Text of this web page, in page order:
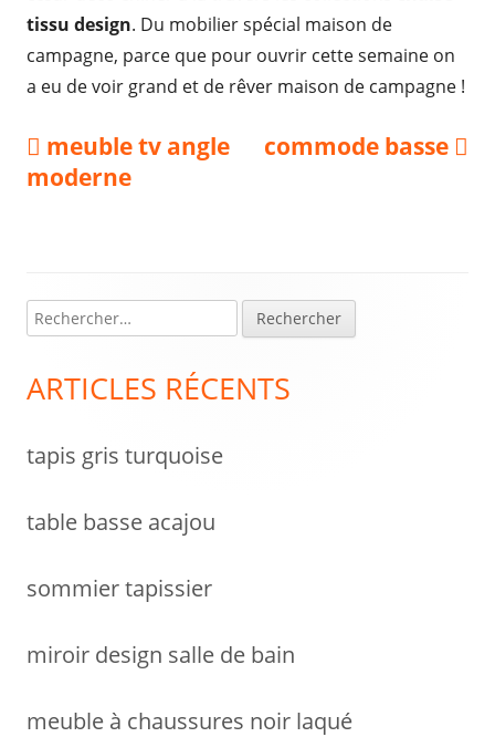
tissu design. Du mobilier spécial maison de
campagne, parce que pour ouvrir cette semaine on
a eu de voir grand et de rêver maison de campagne !
Navigation
de
Previous
article:
meuble tv angle
moderne
Next
commode basse
Colonne
latérale
e
h
r
e
ARTICLES RÉCENTS
tapis gris turquoise
table basse acajou
sommier tapissier
miroir design salle de bain
meuble à chaussures noir laqué